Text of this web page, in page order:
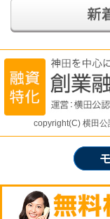
copyright(C) 横田